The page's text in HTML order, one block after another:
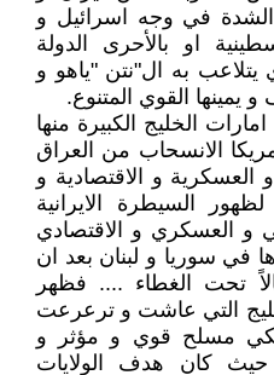
في وجه اسرائيل و
او بالأحرى الدولة
يتلاعب به ال"نتن "ياهو و
يمينها القوي المتنوع.
الخليج الكبيرة منها
الانسحاب من العراق
العسكرية و الاقتصادية و
السيطرة الايرانية
و العسكري و الاقتصادي
في سوريا و لبنان بعد ان
منذ 09/04/2003 فعالاً تحت الغطاء .... فظهر
التي عاشت و ترعرعت
مسلح قوي و مؤثر و
كان هدف الولايات